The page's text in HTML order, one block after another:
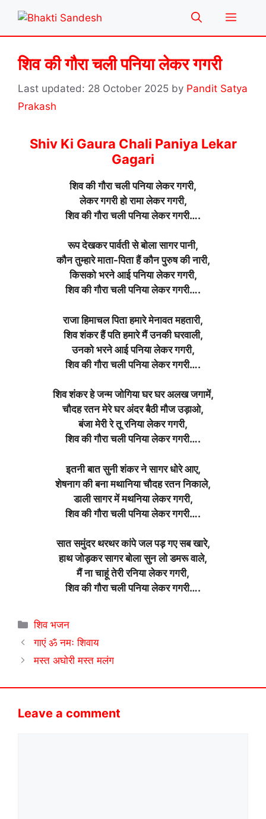
content
Menu
शिव की गौरा चली पनिया लेकर गगरी
28 October 2025 by Pandit Satya
Prakash
Shiv Ki Gaura Chali Paniya Lekar
Gagari
शिव की गौरा चली पनिया लेकर गगरी,
लेकर गगरी हो रामा लेकर गगरी,
शिव की गौरा चली पनिया लेकर गगरी….
रूप देखकर पार्वती से बोला सागर पानी,
कौन तुम्हारे माता-पिता हैं कौन पुरुष की नारी,
किसको भरने आई पनिया लेकर गगरी,
शिव की गौरा चली पनिया लेकर गगरी….
राजा हिमाचल पिता हमारे मेनावत महतारी,
शिव शंकर हैं पति हमारे मैं उनकी घरवाली,
उनको भरने आई पनिया लेकर गगरी,
शिव की गौरा चली पनिया लेकर गगरी….
शिव शंकर हे जन्म जोगिया घर घर अलख जगामें,
चौदह रतन मेरे घर अंदर बैठी मौज उड़ाओ,
बंजा मेरी रे तू रनिया लेकर गगरी,
शिव की गौरा चली पनिया लेकर गगरी….
इतनी बात सुनी शंकर ने सागर धोरे आए,
शेषनाग की बना मथानिया चौदह रतन निकाले,
डाली सागर में मथनिया लेकर गगरी,
शिव की गौरा चली पनिया लेकर गगरी….
सात समुंदर थरथर कांपे जल पड़ गए सब खारे,
हाथ जोड़कर सागर बोला सुन लो डमरू वाले,
मैं ना चाहूं तेरी रनिया लेकर गगरी,
शिव की गौरा चली पनिया लेकर गगरी….
Categories
शिव भजन
गाएं ॐ नमः शिवाय
मस्त अघोरी मस्त मलंग
Leave a comment